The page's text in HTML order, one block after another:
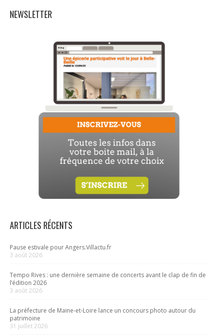
NEWSLETTER
ARTICLES RÉCENTS
Pause estivale pour Angers.Villactu.fr
3 août 2026
Tempo Rives : une dernière semaine de concerts avant le clap de fin de
l’édition 2026
3 août 2026
La préfecture de Maine-et-Loire lance un concours photo autour du
patrimoine
31 juillet 2026